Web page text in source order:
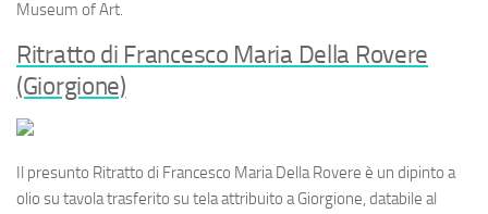
Museum of Art.
Ritratto di Francesco Maria Della Rovere
(Giorgione)
Il presunto Ritratto di Francesco Maria Della Rovere è un dipinto a
olio su tavola trasferito su tela attribuito a Giorgione, databile al